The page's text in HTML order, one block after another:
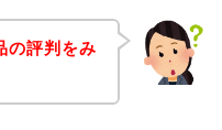
の評判をみ